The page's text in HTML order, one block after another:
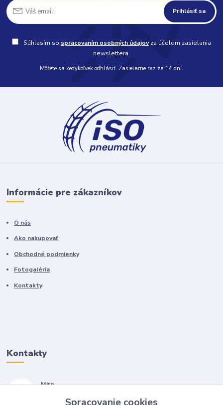
Prihlásiť sa
Súhlasím so spracovaním osobných údajovza účelom zasielania
newslettera.
Môžete sa kedykoľvek odhlásiť. Zasielame raz za 14 dní.
Informácie pre zákazníkov
O nás
Ako nakupovať
Obchodné podmienky
Fotogaléria
Kontakty
Kontakty
Miro
(Po-Pia, 7-17 hod.)
Spracovanie cookies